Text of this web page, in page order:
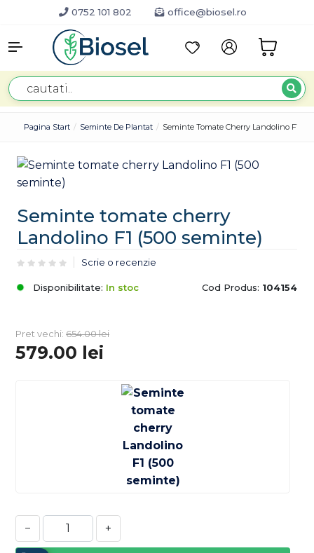
0752 101 802 office@biosel.ro
Pagina Start Seminte De Plantat Seminte Tomate Cherry Landolino F1
Seminte tomate cherry
Landolino F1 (500 seminte)
Scrie o recenzie
Disponibilitate: In stoc Cod Produs: 104154
Pret vechi: 654.00lei
579.00 lei
− +